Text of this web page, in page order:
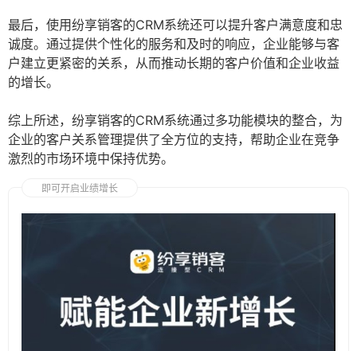
最后，使用纷享销客的CRM系统还可以提升客户满意度和忠
诚度。通过提供个性化的服务和及时的响应，企业能够与客
户建立更紧密的关系，从而推动长期的客户价值和企业收益
的增长。
综上所述，纷享销客的CRM系统通过多功能模块的整合，为
企业的客户关系管理提供了全方位的支持，帮助企业在竞争
激烈的市场环境中保持优势。
即可开启业绩增长